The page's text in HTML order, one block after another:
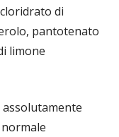
di
pantotenato
limone
assolutamente